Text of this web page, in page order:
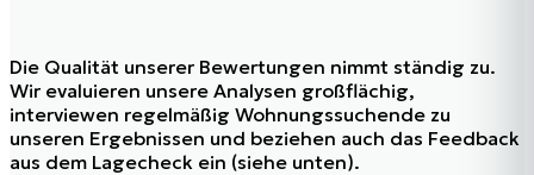
Die Qualität unserer Bewertungen nimmt ständig zu.
Wir evaluieren unsere Analysen großflächig,
interviewen regelmäßig Wohnungssuchende zu
unseren Ergebnissen und beziehen auch das Feedback
aus dem Lagecheck ein (siehe unten).